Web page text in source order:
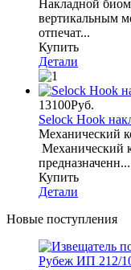
Накладной
вертикальным
отпечат...
Купить
Детали
13100Руб.
Selock Hook
Механический
Механический
предназначенн...
Купить
Детали
Новые поступления